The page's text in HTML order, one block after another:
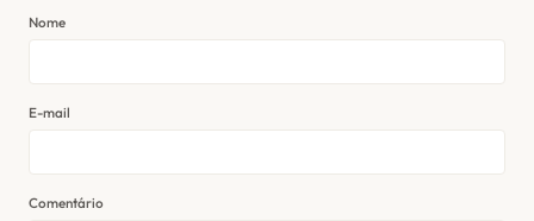
Nome
E-mail
Comentário